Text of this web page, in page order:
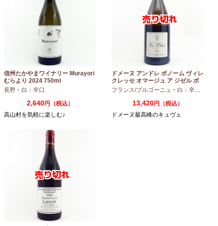
信州たかやまワイナリー Murayori
むらより 2024 750ml
長野 ・ 白：辛口
2,640円（税込）
高山村を気軽に楽しむ♪
ドメーヌ アンドレ ボノーム ヴィレ
クレッセ オマージュ ア ジゼル ボ
ノーム 2023 750ml
フランス/ブルゴーニュ ・ 白：辛口
13,420円（税込）
ドメーヌ最高峰のキュヴェ